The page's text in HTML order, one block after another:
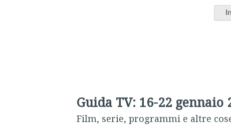
Guida TV: 16-22 gennaio
Film, serie, programmi e altre